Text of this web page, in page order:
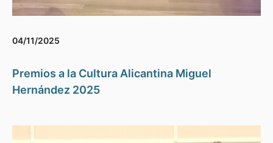
04/11/2025
Premios a la Cultura Alicantina Miguel
Hernández 2025